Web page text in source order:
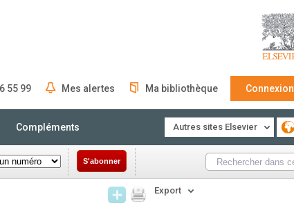
55 99 Mes alertes Ma bibliothèque Connexion
Compléments Autres sites Elsevier
S'abonner
Export